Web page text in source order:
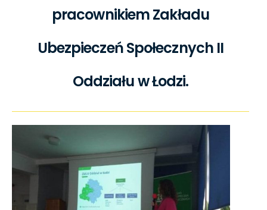
pracownikiem Zakładu
Ubezpieczeń Społecznych II
Oddziału w Łodzi.